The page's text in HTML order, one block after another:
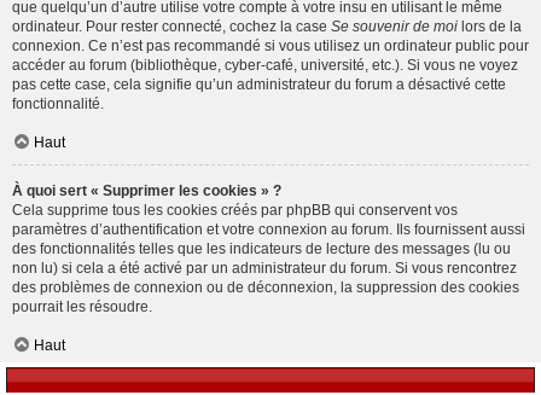
que quelqu’un d’autre utilise votre compte à votre insu en utilisant le même
ordinateur. Pour rester connecté, cochez la case Se souvenir de moi lors de la
connexion. Ce n’est pas recommandé si vous utilisez un ordinateur public pour
accéder au forum (bibliothèque, cyber-café, université, etc.). Si vous ne voyez
pas cette case, cela signifie qu’un administrateur du forum a désactivé cette
fonctionnalité.
Haut
À quoi sert « Supprimer les cookies » ?
Cela supprime tous les cookies créés par phpBB qui conservent vos
paramètres d’authentification et votre connexion au forum. Ils fournissent aussi
des fonctionnalités telles que les indicateurs de lecture des messages (lu ou
non lu) si cela a été activé par un administrateur du forum. Si vous rencontrez
des problèmes de connexion ou de déconnexion, la suppression des cookies
pourrait les résoudre.
Haut